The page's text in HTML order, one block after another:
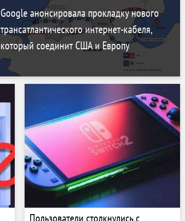
Google анонсировала прокладку нового
трансатлантического интернет-кабеля,
который соединит США и Европу
Пользователи столкнулись с